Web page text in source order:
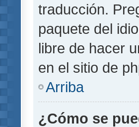
traducción.
paquete del
libre de hacer
en el sitio de
Arriba
¿Cómo se